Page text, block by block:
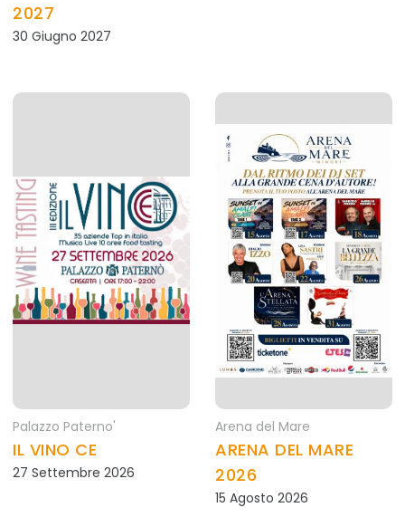
2027
30 Giugno 2027
Palazzo Paterno'
IL VINO CE
27 Settembre 2026
Arena del Mare
ARENA DEL MARE
2026
15 Agosto 2026